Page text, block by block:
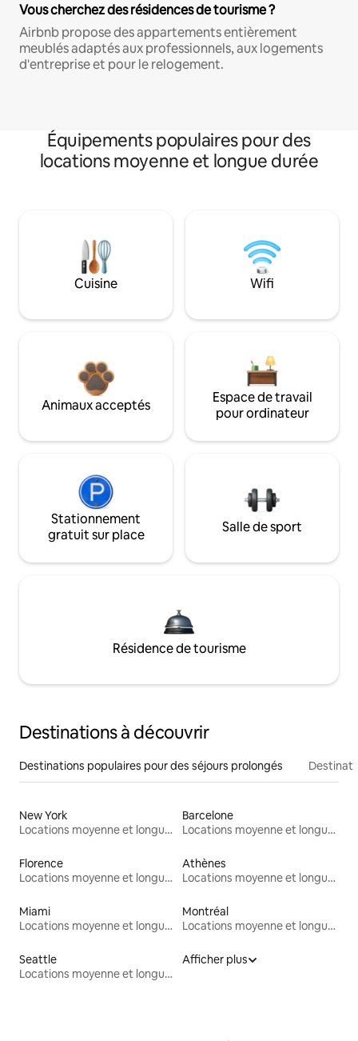
Vous cherchez des résidences de tourisme ?
Airbnb propose des appartements entièrement
meublés adaptés aux professionnels, aux logements
d'entreprise et pour le relogement.
Équipements populaires pour des
locations moyenne et longue durée
Cuisine Wifi
Animaux acceptés
Espace de travail
pour ordinateur
Stationnement
gratuit sur place
Salle de sport
Résidence de tourisme
Destinations à découvrir
Destinations populaires pour des séjours prolongés
New York
Locations moyenne et longue durée
Barcelone
Locations moyenne et longue durée
Florence
Locations moyenne et longue durée
Athènes
Locations moyenne et longue durée
Miami
Locations moyenne et longue durée
Montréal
Locations moyenne et longue durée
Seattle
Locations moyenne et longue durée
Afficher plus